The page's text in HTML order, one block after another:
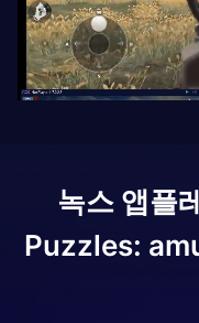
녹스 앱플
Puzzles: